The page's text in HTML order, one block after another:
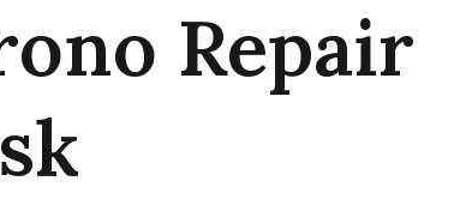
Repair